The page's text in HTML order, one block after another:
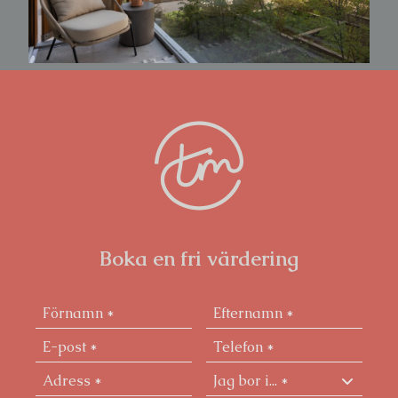
Boka en fri värdering